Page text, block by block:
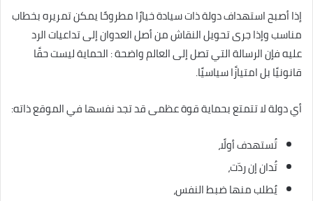
إذا أصبح استهداف دولة ذات سيادة خيارًا مطروحًا يمكن تمريره بخطاب
مناسب وإذا جرى تحويل النقاش من أصل العدوان إلى تداعيات الرد
عليه فإن الرسالة التي تصل إلى العالم واضحة : الحماية ليست حقًا
قانونيًا بل امتيازًا سياسيًا.
أي دولة لا تتمتع بحماية قوة عظمى قد تجد نفسها في الموقع ذاته:
تُستهدف أولًا،
تُدان إن ردّت،
يُطلب منها ضبط النفس،